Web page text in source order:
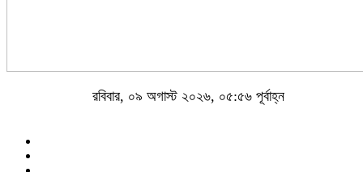
রবিবার, ০৯ অগাস্ট ২০২৬, ০৫:৫৬ পূর্বাহ্ন